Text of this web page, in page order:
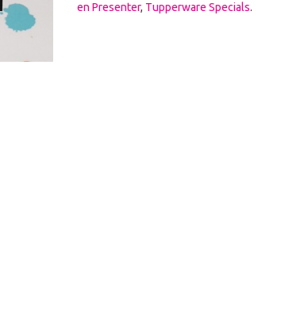
en Presenter, Tupperware Specials.